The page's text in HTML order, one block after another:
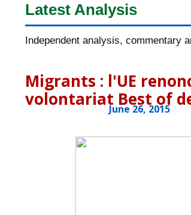
Latest Analysis
Independent analysis, commentary
Migrants : l'UE
volontariat Best of
June 26, 2015